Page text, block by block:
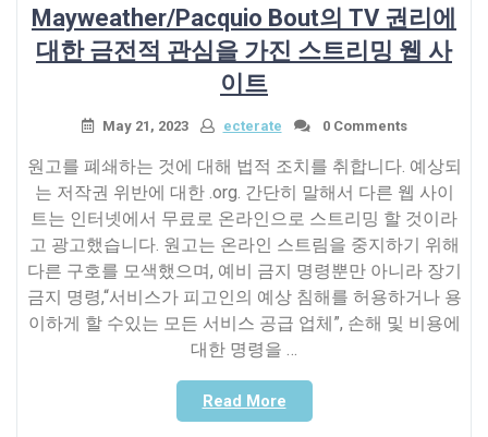
의
차
장
지
역
에
대
한
규
정
준
수
을
종
Mayweather/Pacquio Bout의 TV 권리에
대한 금전적 관심을 가진 스트리밍 웹 사
이트
May 21, 2023 ecterate 0 Comments
원고를 폐쇄하는 것에 대해 법적 조치를 취합니다. 예상되
는 저작권 위반에 대한 .org. 간단히 말해서 다른 웹 사이
트는 인터넷에서 무료로 온라인으로 스트리밍 할 것이라
고 광고했습니다. 원고는 온라인 스트림을 중지하기 위해
다른 구호를 모색했으며, 예비 금지 명령뿐만 아니라 장기
금지 명령,“서비스가 피고인의 예상 침해를 허용하거나 용
이하게 할 수있는 모든 서비스 공급 업체”, 손해 및 비용에
대한 명령을 …
Read More“Mayweather/Pacquiao
이